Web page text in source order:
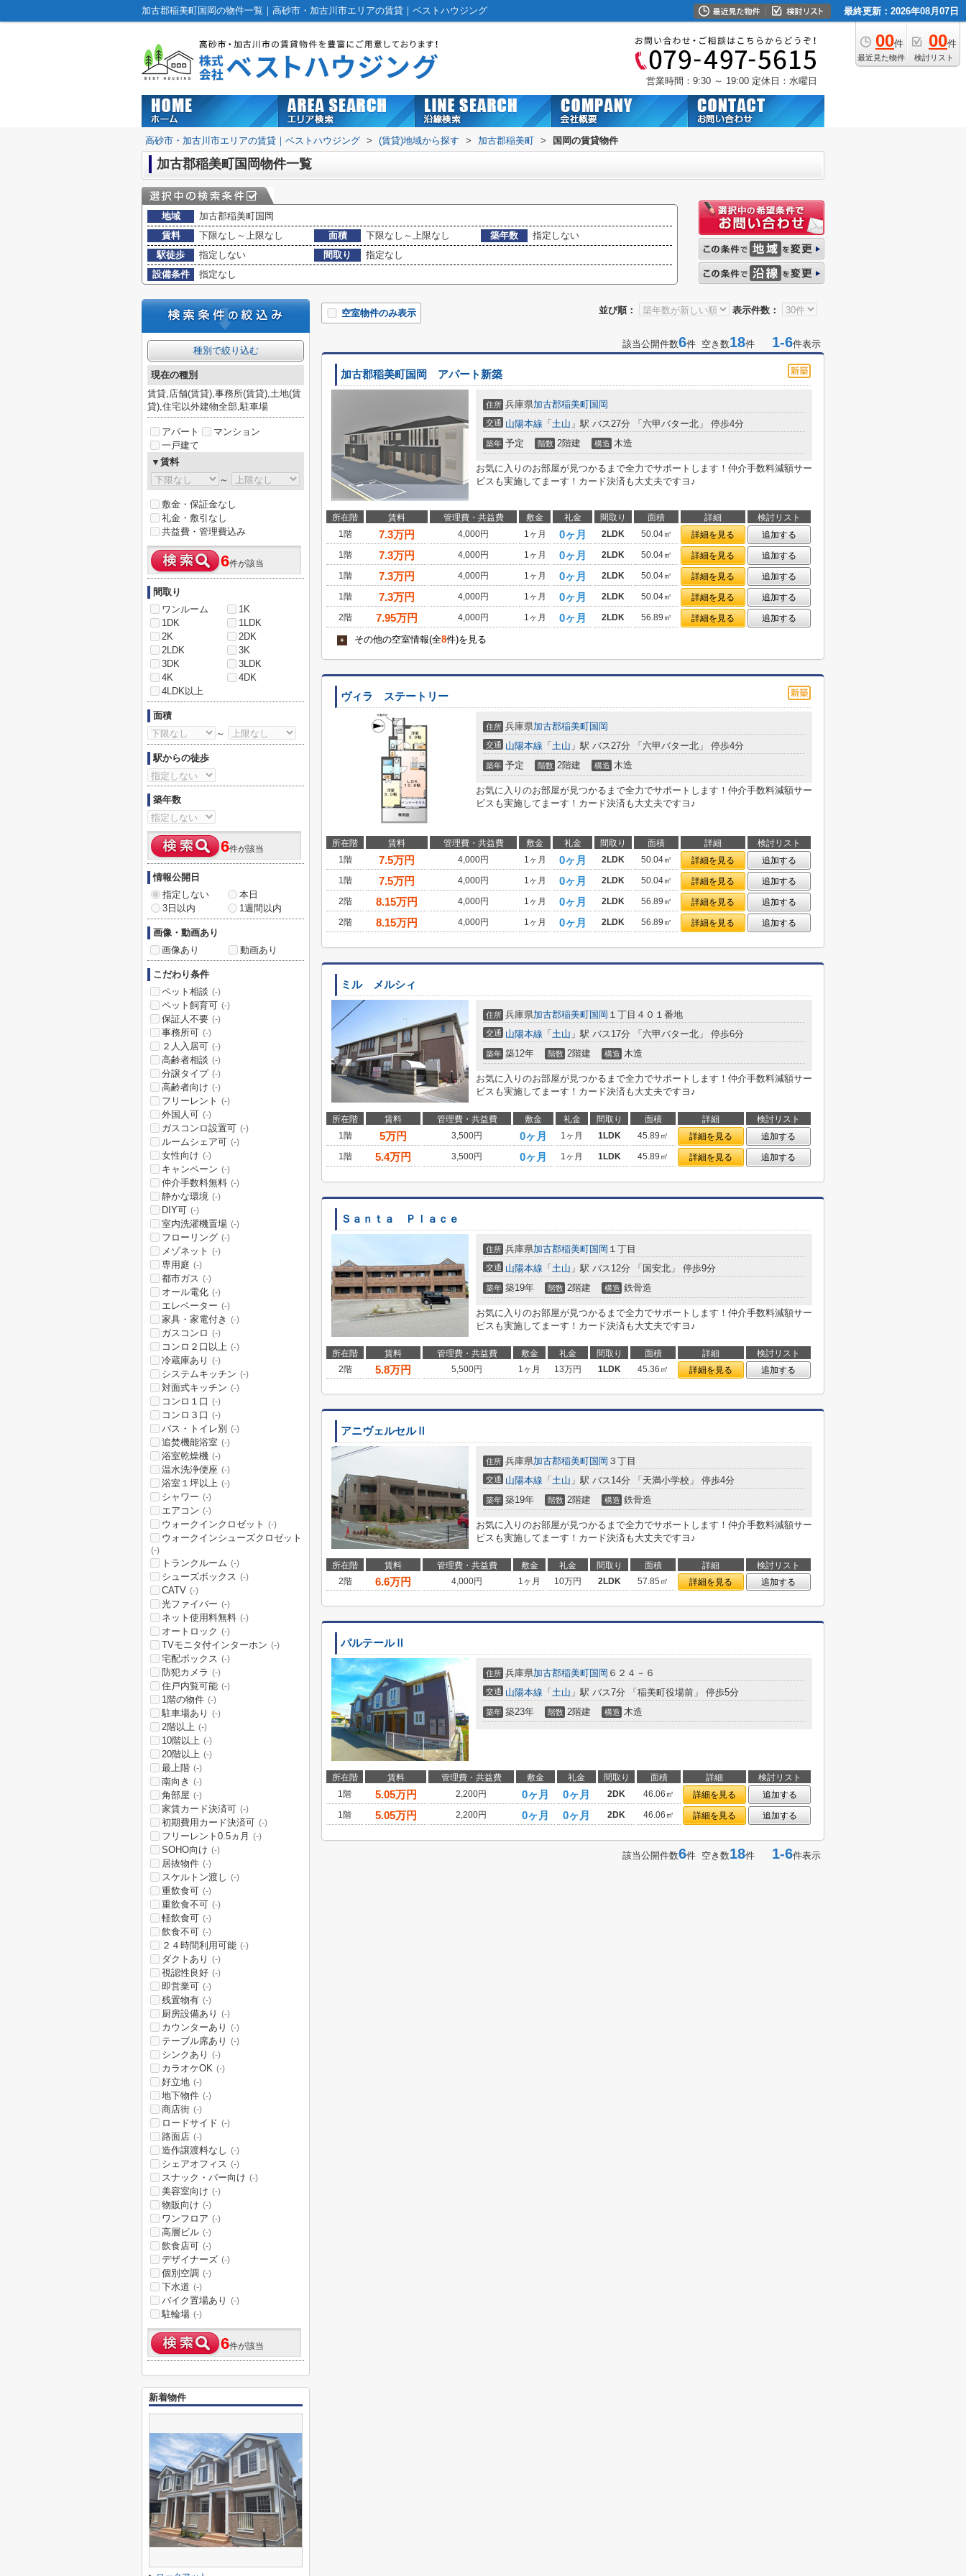
加古郡稲美町国岡の物件一覧｜高砂市・加古川市エリアの賃貸｜ベストハウジング 最終更新：2026年08月07日
00件
最近見た物件
00件
検討リスト
営業時間：9:30 ～ 19:00 定休日：水曜日
高砂市・加古川市エリアの賃貸｜ベストハウジング > (賃貸)地域から探す > 加古郡稲美町 > 国岡の賃貸物件
加古郡稲美町国岡物件一覧
地域
加古郡稲美町国岡
賃料
下限なし～上限なし 面積 下限なし～上限なし 築年数
指定しない
駅徒歩
指定しない 間取り
指定なし
設備条件
指定なし
並び順： 表示件数：
空室物件のみ表示
該当公開件数6件 空き数18件 1-6件表示
加古郡稲美町国岡 アパート新築
住所 兵庫県加古郡稲美町国岡
交通 山陽本線 「 土山 」駅 バス27分 「六甲バター北」 停歩4分
築年 予定 階数 2階建 構造 木造
お気に入りのお部屋が見つかるまで全力でサポートします！仲介手数料減額サー
ビスも実施してまーす！カード決済も大丈夫ですヨ♪
所在階 賃料 管理費・共益費 敷金 礼金 間取り 面積 詳細
検討リスト
1階
7.3万円 4,000円 1ヶ月 0ヶ月 2LDK 50.04㎡ 詳細を見る
追加する
1階
7.3万円 4,000円 1ヶ月 0ヶ月 2LDK 50.04㎡ 詳細を見る
追加する
1階
7.3万円 4,000円 1ヶ月 0ヶ月 2LDK 50.04㎡ 詳細を見る
追加する
1階
7.3万円 4,000円 1ヶ月 0ヶ月 2LDK 50.04㎡ 詳細を見る
追加する
2階
7.95万円 4,000円 1ヶ月 0ヶ月 2LDK 56.89㎡ 詳細を見る 追加する
+ その他の空室情報(全8件)を見る
ヴィラ ステートリー
住所 兵庫県加古郡稲美町国岡
交通 山陽本線 「 土山 」駅 バス27分 「六甲バター北」 停歩4分
築年 予定 階数 2階建 構造 木造
お気に入りのお部屋が見つかるまで全力でサポートします！仲介手数料減額サー
ビスも実施してまーす！カード決済も大丈夫ですヨ♪
所在階 賃料 管理費・共益費 敷金 礼金 間取り 面積 詳細
検討リスト
1階
7.5万円 4,000円 1ヶ月 0ヶ月 2LDK 50.04㎡ 詳細を見る
追加する
1階
7.5万円 4,000円 1ヶ月 0ヶ月 2LDK 50.04㎡ 詳細を見る
追加する
2階
8.15万円 4,000円 1ヶ月 0ヶ月 2LDK 56.89㎡ 詳細を見る
追加する
2階
8.15万円 4,000円 1ヶ月 0ヶ月 2LDK 56.89㎡ 詳細を見る 追加する
ミル メルシィ
住所 兵庫県加古郡稲美町国岡 １丁目４０１番地
交通 山陽本線 「 土山 」駅 バス17分 「六甲バター北」 停歩6分
築年 築12年 階数 2階建 構造 木造
お気に入りのお部屋が見つかるまで全力でサポートします！仲介手数料減額サー
ビスも実施してまーす！カード決済も大丈夫ですヨ♪
所在階 賃料 管理費・共益費 敷金 礼金 間取り 面積 詳細
検討リスト
1階
5万円 3,500円 0ヶ月 1ヶ月 1LDK 45.89㎡ 詳細を見る
追加する
1階
5.4万円 3,500円 0ヶ月 1ヶ月 1LDK 45.89㎡ 詳細を見る 追加する
Ｓａｎｔａ Ｐｌａｃｅ
住所 兵庫県加古郡稲美町国岡 １丁目
交通 山陽本線 「 土山 」駅 バス12分 「国安北」 停歩9分
築年 築19年 階数 2階建 構造 鉄骨造
お気に入りのお部屋が見つかるまで全力でサポートします！仲介手数料減額サー
ビスも実施してまーす！カード決済も大丈夫ですヨ♪
所在階 賃料 管理費・共益費 敷金 礼金 間取り 面積 詳細
検討リスト
2階
5.8万円 5,500円 1ヶ月 13万円 1LDK 45.36㎡ 詳細を見る 追加する
アニヴェルセルⅡ
住所 兵庫県加古郡稲美町国岡 ３丁目
交通 山陽本線 「 土山 」駅 バス14分 「天満小学校」 停歩4分
築年 築19年 階数 2階建 構造 鉄骨造
お気に入りのお部屋が見つかるまで全力でサポートします！仲介手数料減額サー
ビスも実施してまーす！カード決済も大丈夫ですヨ♪
所在階 賃料 管理費・共益費 敷金 礼金 間取り 面積 詳細
検討リスト
2階
6.6万円 4,000円 1ヶ月 10万円 2LDK 57.85㎡ 詳細を見る 追加する
パルテールⅡ
住所 兵庫県加古郡稲美町国岡 ６２４－６
交通 山陽本線 「 土山 」駅 バス7分 「稲美町役場前」 停歩5分
築年 築23年 階数 2階建 構造 木造
所在階 賃料 管理費・共益費 敷金 礼金 間取り 面積 詳細
検討リスト
1階
5.05万円 2,200円 0ヶ月 0ヶ月 2DK 46.06㎡ 詳細を見る
追加する
1階
5.05万円 2,200円 0ヶ月 0ヶ月 2DK 46.06㎡ 詳細を見る 追加する
該当公開件数6件 空き数18件 1-6件表示
種別で絞り込む
現在の種別
賃貸,店舗(賃貸),事務所(賃貸),土地(賃
貸),住宅以外建物全部,駐車場
アパート
マンション
一戸建て
▼賃料
～
敷金・保証金なし
礼金・敷引なし
共益費・管理費込み
6件が該当
間取り
ワンルーム
1K
1DK
1LDK
2K
2DK
2LDK
3K
3DK
3LDK
4K
4DK
4LDK以上
面積
～
駅からの徒歩
築年数
6件が該当
情報公開日
指定しない
本日
3日以内
1週間以内
画像・動画あり
画像あり
動画あり
こだわり条件
ペット相談 (-)
ペット飼育可 (-)
保証人不要 (-)
事務所可 (-)
２人入居可 (-)
高齢者相談 (-)
分譲タイプ (-)
高齢者向け (-)
フリーレント (-)
外国人可 (-)
ガスコンロ設置可 (-)
ルームシェア可 (-)
女性向け (-)
キャンペーン (-)
仲介手数料無料 (-)
静かな環境 (-)
DIY可 (-)
室内洗濯機置場 (-)
フローリング (-)
メゾネット (-)
専用庭 (-)
都市ガス (-)
オール電化 (-)
エレベーター (-)
家具・家電付き (-)
ガスコンロ (-)
コンロ２口以上 (-)
冷蔵庫あり (-)
システムキッチン (-)
対面式キッチン (-)
コンロ１口 (-)
コンロ３口 (-)
バス・トイレ別 (-)
追焚機能浴室 (-)
浴室乾燥機 (-)
温水洗浄便座 (-)
浴室１坪以上 (-)
シャワー (-)
エアコン (-)
ウォークインクロゼット (-)
ウォークインシューズクロゼット
(-)
トランクルーム (-)
シューズボックス (-)
CATV (-)
光ファイバー (-)
ネット使用料無料 (-)
オートロック (-)
TVモニタ付インターホン (-)
宅配ボックス (-)
防犯カメラ (-)
住戸内覧可能 (-)
1階の物件 (-)
駐車場あり (-)
2階以上 (-)
10階以上 (-)
20階以上 (-)
最上階 (-)
南向き (-)
角部屋 (-)
家賃カード決済可 (-)
初期費用カード決済可 (-)
フリーレント0.5ヵ月 (-)
SOHO向け (-)
居抜物件 (-)
スケルトン渡し (-)
重飲食可 (-)
重飲食不可 (-)
軽飲食可 (-)
飲食不可 (-)
２４時間利用可能 (-)
ダクトあり (-)
視認性良好 (-)
即営業可 (-)
残置物有 (-)
厨房設備あり (-)
カウンターあり (-)
テーブル席あり (-)
シンクあり (-)
カラオケOK (-)
好立地 (-)
地下物件 (-)
商店街 (-)
ロードサイド (-)
路面店 (-)
造作譲渡料なし (-)
シェアオフィス (-)
スナック・バー向け (-)
美容室向け (-)
物販向け (-)
ワンフロア (-)
高層ビル (-)
飲食店可 (-)
デザイナーズ (-)
個別空調 (-)
下水道 (-)
バイク置場あり (-)
駐輪場 (-)
6件が該当
新着物件